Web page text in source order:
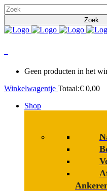
Geen producten in het
Winkelwagentje Totaal:€ 0,00
Shop